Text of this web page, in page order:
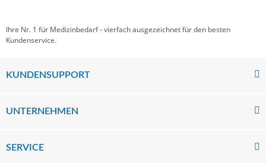
Ihre Nr. 1 für Medizinbedarf - vierfach ausgezeichnet für den besten
Kundenservice.
KUNDENSUPPORT
UNTERNEHMEN
SERVICE